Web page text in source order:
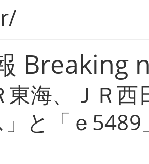
Breaking
東海、ＪＲ
と「ｅ